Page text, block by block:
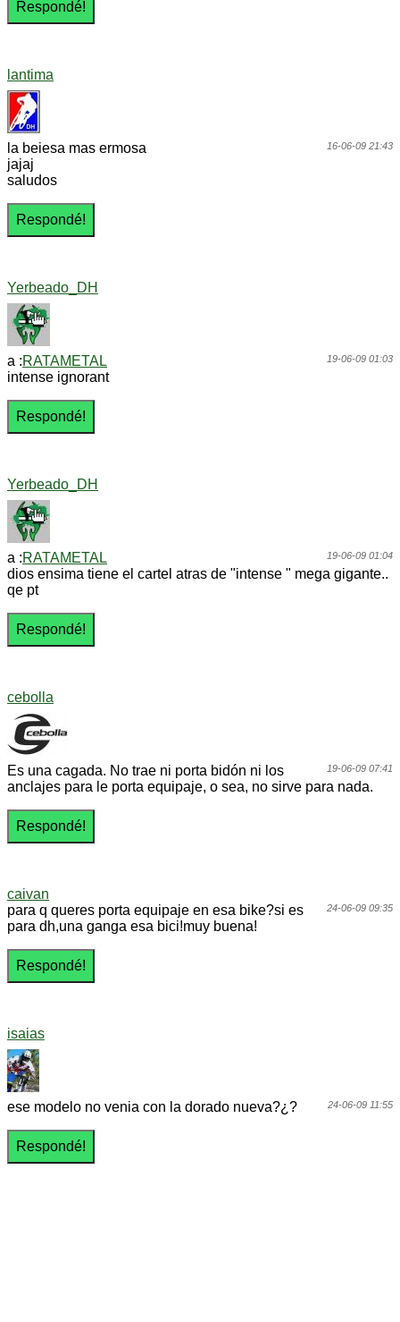
lantima
16-06-09 21:43
la beiesa mas ermosa
jajaj
saludos
Yerbeado_DH
19-06-09 01:03
a :RATAMETAL
intense ignorant
Yerbeado_DH
19-06-09 01:04
a :RATAMETAL
dios ensima tiene el cartel atras de "intense " mega gigante..
qe pt
cebolla
19-06-09 07:41
Es una cagada. No trae ni porta bidón ni los
anclajes para le porta equipaje, o sea, no sirve para nada.
caivan
24-06-09 09:35
para q queres porta equipaje en esa bike?si es
para dh,una ganga esa bici!muy buena!
isaias
24-06-09 11:55
ese modelo no venia con la dorado nueva?¿?